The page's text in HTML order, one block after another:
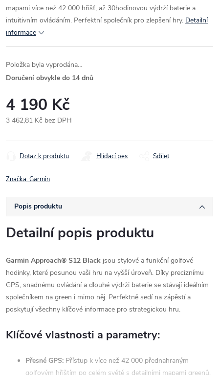
mapami více než 42 000 hřišť, až 30hodinovou výdrží baterie a
intuitivním ovládáním. Perfektní společník pro zlepšení hry. Detailní
informace
Položka byla vyprodána…
Doručení obvykle do 14 dnů
4 190 Kč
3 462,81 Kč bez DPH
cena:
Dotaz k produktu Hlídací pes Sdílet
Značka:Garmin
Popis produktu
Detailní popis produktu
Garmin Approach® S12 Black jsou stylové a funkční golfové
hodinky, které posunou vaši hru na vyšší úroveň. Díky preciznímu
GPS, snadnému ovládání a dlouhé výdrži baterie se stávají ideálním
společníkem na green i mimo něj. Perfektně sedí na zápěstí a
poskytují všechny klíčové informace pro strategickou hru.
Klíčové vlastnosti a parametry:
Přesné GPS: Přístup k více než 42 000 přednahraným
golfovým hřištím po celém světě s detailními mapami greenů,